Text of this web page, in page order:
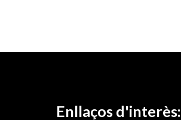
Enllaços d'interès: